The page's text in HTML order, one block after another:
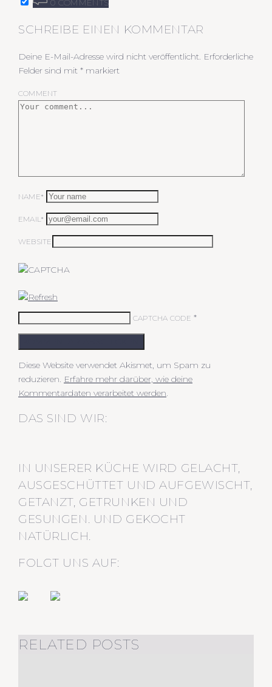
0 COMMENTS
SCHREIBE EINEN KOMMENTAR
Deine E-Mail-Adresse wird nicht veröffentlicht. Erforderliche
Felder sind mit * markiert
COMMENT
NAME*
EMAIL*
WEBSITE
CAPTCHA CODE *
Diese Website verwendet Akismet, um Spam zu
reduzieren. Erfahre mehr darüber, wie deine
Kommentardaten verarbeitet werden.
DAS SIND WIR:
IN UNSERER KÜCHE WIRD GELACHT,
AUSGESCHÜTTET UND AUFGEWISCHT,
GETANZT, GETRUNKEN UND
GESUNGEN. UND GEKOCHT
NATÜRLICH.
FOLGT UNS AUF:
RELATED POSTS